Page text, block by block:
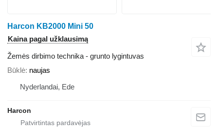
Harcon KB2000 Mini 50
Kaina pagal užklausimą
Žemės dirbimo technika - grunto lygintuvas
Būklė naujas
Nyderlandai, Ede
Harcon